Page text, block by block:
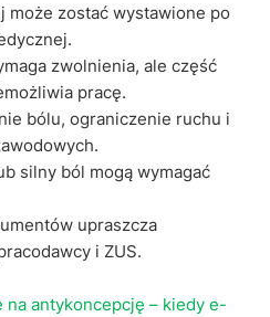
może zostać wystawione po
zwolnienia, ale część
pracę.
bólu, ograniczenie ruchu i
silny ból mogą wymagać
upraszcza
i ZUS.
na antykoncepcję – kiedy e-